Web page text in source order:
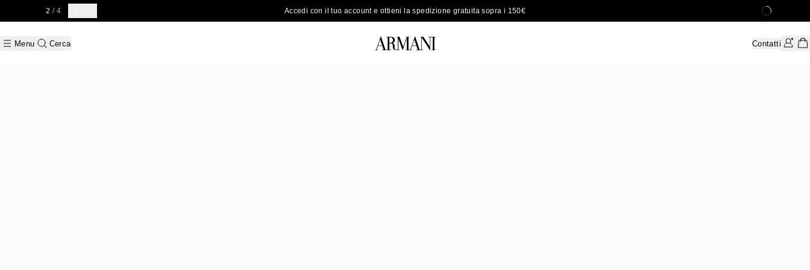
2 / 4 Accedi con il tuo account e ottieni la spedizione gratuita sopra i 150€
Menu Cerca Contatti